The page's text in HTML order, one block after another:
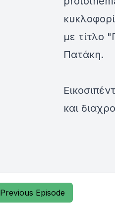
με τίτλο
Πατάκη.
και
Previous Episode